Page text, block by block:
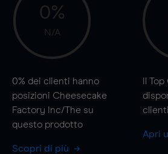
0%
N/A
0% dei clienti hanno
posizioni Cheesecake
Factory Inc/The su
questo prodotto
Scopri di più
Il
Apri